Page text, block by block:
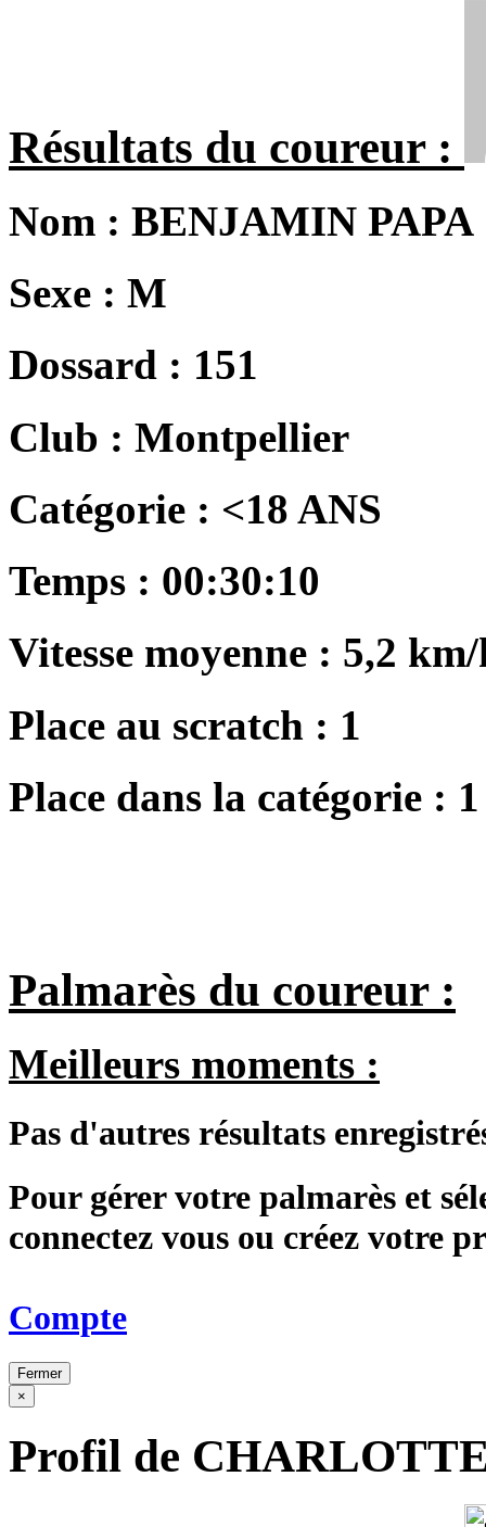
Résultats du coureur :
Nom : BENJAMIN PAPA
Sexe : M
Dossard : 151
Club : Montpellier
Catégorie : <18 ANS
Temps : 00:30:10
Vitesse moyenne : 5,2
Place au scratch : 1
Place dans la catégorie : 1
Palmarès du coureur :
Meilleurs moments :
Pas d'autres résultats
Pour gérer votre palmarès et
connectez vous ou créez votre
Compte
Fermer
×
Profil de